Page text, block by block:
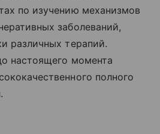
по изучению механизмов
заболеваний,
различных терапий.
настоящего момента
полного